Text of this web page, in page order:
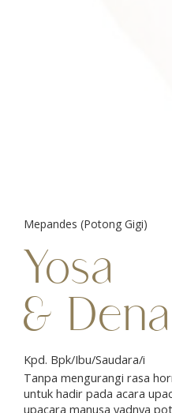
Mepandes (Potong Gigi)
Yosa
& Dena
Kpd. Bpk/Ibu/Saudara/i
Tanpa mengurangi rasa
untuk hadir pada acara
upacara manusa yadnya
&
ABIANSEMAL |
Dengan ini (Yadnya), kami
dengan ini pula Hyang Widhi
Dengan saling memelihara
kebaikan